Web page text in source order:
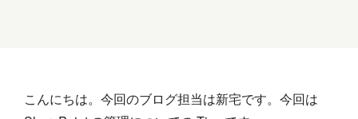
こんにちは。今回のブログ担当は新宅です。今回は